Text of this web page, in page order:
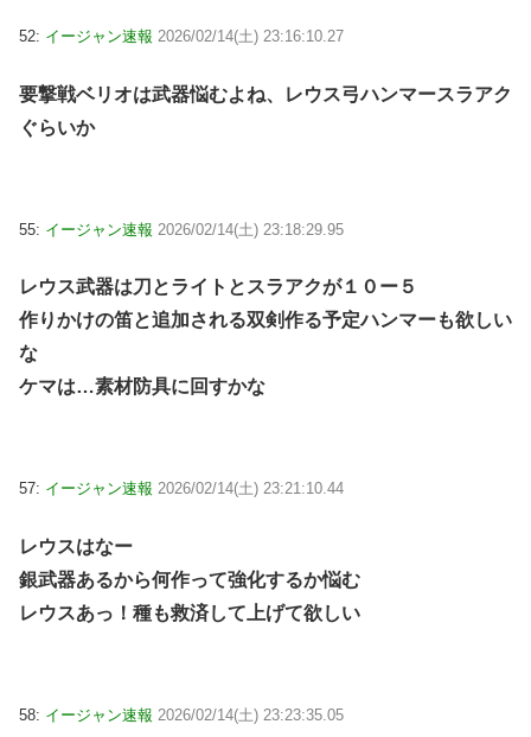
52: イージャン速報 2026/02/14(土) 23:16:10.27
要撃戦ベリオは武器悩むよね、レウス弓ハンマースラアク
ぐらいか
55: イージャン速報 2026/02/14(土) 23:18:29.95
レウス武器は刀とライトとスラアクが１０ー５
作りかけの笛と追加される双剣作る予定ハンマーも欲しい
な
ケマは…素材防具に回すかな
57: イージャン速報 2026/02/14(土) 23:21:10.44
レウスはなー
銀武器あるから何作って強化するか悩む
レウスあっ！種も救済して上げて欲しい
58: イージャン速報 2026/02/14(土) 23:23:35.05